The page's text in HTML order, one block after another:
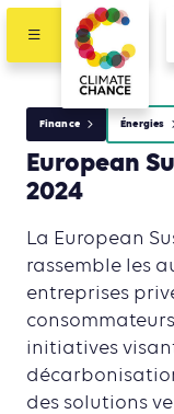
Finance Énergies
European
2024
La European
rassemble les
entreprises
initiatives
des solutions